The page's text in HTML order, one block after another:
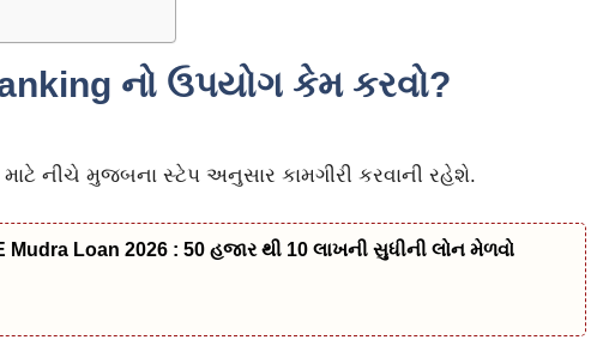
નો ઉપયોગ કેમ કરવો?
નીચે મુજબના સ્ટેપ અનુસાર કામગીરી કરવાની રહેશે.
Mudra Loan 2026 : 50 હજાર થી 10 લાખની સુધીની લોન મેળવો